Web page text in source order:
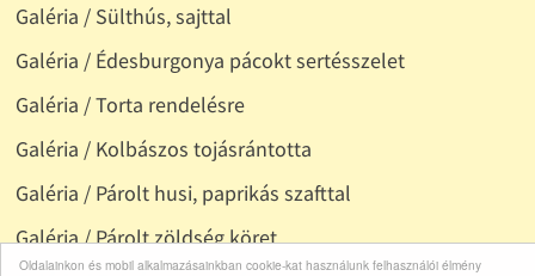
Oldalainkon és mobil alkalmazásainkban cookie-kat használunk felhasználói élmény
Galéria / Sülthús, sajttal
Galéria / Édesburgonya pácokt sertésszelet
Galéria / Torta rendelésre
Galéria / Kolbászos tojásrántotta
Galéria / Párolt husi, paprikás szafttal
Galéria / Párolt zöldség köret